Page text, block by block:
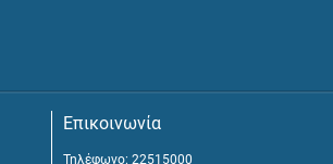
Επικοινωνία
Τηλέφωνο: 22515000